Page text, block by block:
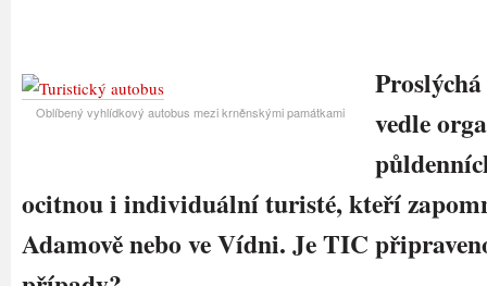
Oblíbený vyhlídkový autobus mezi krněnskými památkami
Proslýchá
vedle
ocitnou i individuální turisté, kteří
Adamově nebo ve Vídni. Je TIC